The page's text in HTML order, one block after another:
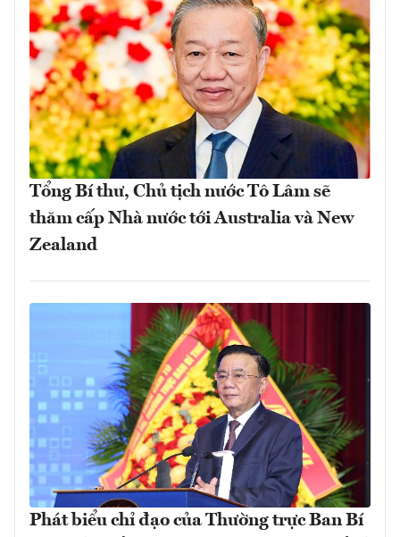
Tổng Bí thư, Chủ tịch nước Tô Lâm sẽ
thăm cấp Nhà nước tới Australia và New
Zealand
Phát biểu chỉ đạo của Thường trực Ban Bí